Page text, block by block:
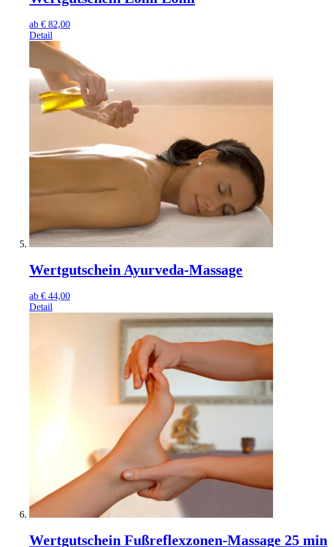
ab € 82,00
Detail
Wertgutschein Ayurveda-Massage
ab € 44,00
Detail
Wertgutschein Fußreflexzonen-Massage 25 min